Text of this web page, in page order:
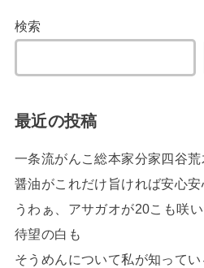
検索
最近の投稿
一条流がんこ総本家分家四谷
醤油がこれだけ旨ければ安心安
うわぁ、アサガオが20こも咲
待望の白も
そうめんについて私が知って